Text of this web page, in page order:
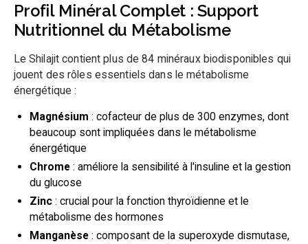
Profil Minéral Complet : Support
Nutritionnel du Métabolisme
Le Shilajit contient plus de 84 minéraux biodisponibles qui
jouent des rôles essentiels dans le métabolisme
énergétique :
Magnésium : cofacteur de plus de 300 enzymes, dont
beaucoup sont impliquées dans le métabolisme
énergétique
Chrome : améliore la sensibilité à l'insuline et la gestion
du glucose
Zinc : crucial pour la fonction thyroïdienne et le
métabolisme des hormones
Manganèse : composant de la superoxyde dismutase,